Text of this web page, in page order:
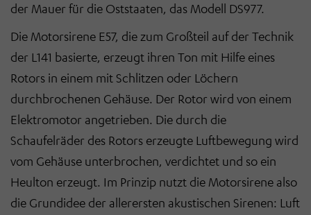
der Mauer für die Oststaaten, das Modell DS977.
Die Motorsirene E57, die zum Großteil auf der Technik
der L141 basierte, erzeugt ihren Ton mit Hilfe eines
Rotors in einem mit Schlitzen oder Löchern
durchbrochenen Gehäuse. Der Rotor wird von einem
Elektromotor angetrieben. Die durch die
Schaufelräder des Rotors erzeugte Luftbewegung wird
vom Gehäuse unterbrochen, verdichtet und so ein
Heulton erzeugt. Im Prinzip nutzt die Motorsirene also
die Grundidee der allerersten akustischen Sirenen: Luft